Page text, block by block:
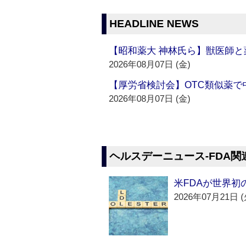
HEADLINE NEWS
【昭和薬大 神林氏ら】獣医師
2026年08月07日 (金)
【厚労省検討会】OTC類似薬
2026年08月07日 (金)
ヘルスデーニュース‐FDA関
米FDAが世界初
2026年07月21日 (